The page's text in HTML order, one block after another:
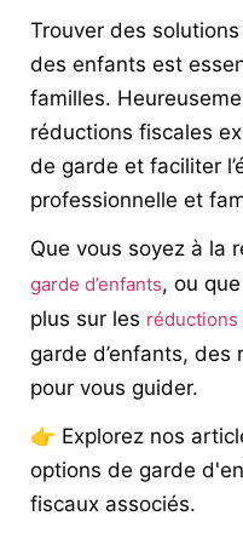
Trouver des
des enfants est
familles.
réductions fiscales
de garde et faciliter
professionnelle et
Que vous soyez à la
garde d’enfants, ou
plus sur les réductions
garde d’enfants, des
pour vous guider.
👉 Explorez nos
options de garde
fiscaux associés.